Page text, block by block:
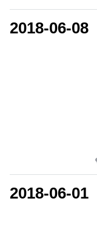
2018-06-08
2018-06-01